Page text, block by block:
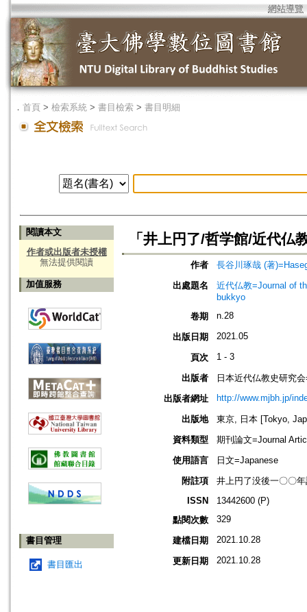
網站導覽
． 首頁 > 檢索系統 > 書目檢索 > 書目明細
閱讀本文
作者或出版者未授權
無法提供閱讀
加值服務
書目管理
書目匯出
「井上円了/哲学館/近代仏
作者
長谷川琢哉 (著
出處題名
近代仏教=Journal of
bukkyo
卷期
n.28
出版日期 2021.05
頁次 1 - 3
出版者
日本近代仏教史研究
出版者網址
http://www.mjbh.jp/
出版地
東京, 日本 [Tokyo,
資料類型
期刊論文=Journal
使用語言
日文=Japanese
附註項
井上円了没後一〇〇
ISSN
13442600 (P)
點閱次數
329
建檔日期 2021.10.28
更新日期 2021.10.28